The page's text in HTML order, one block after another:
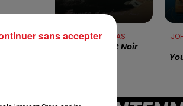
16h00 - 19h00
LE JUKEBOX RDL
la
JEANNE MAS
En Rouge Et Noir
sans accepter